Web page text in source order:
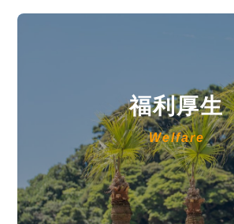
福利厚生
Welfare